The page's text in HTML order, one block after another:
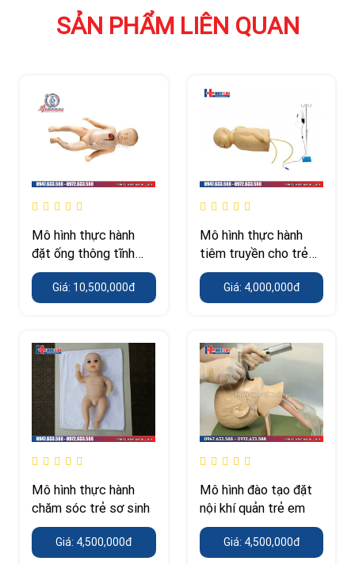
SẢN PHẨM LIÊN QUAN
Mô hình thực hành
đặt ống thông tĩnh
mạch trung tâm cho
trẻ em
Giá: 10,500,000đ
Mô hình thực hành
tiêm truyền cho trẻ
em
Giá: 4,000,000đ
Mô hình thực hành
chăm sóc trẻ sơ sinh
Giá: 4,500,000đ
Mô hình đào tạo đặt
nội khí quản trẻ em
Giá: 4,500,000đ